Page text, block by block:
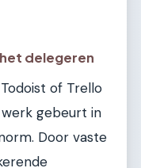
delegeren
of Trello
gebeurt in
Door vaste